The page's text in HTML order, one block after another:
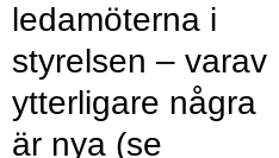
ledamöterna i
styrelsen – varav
ytterligare några
är nya (se